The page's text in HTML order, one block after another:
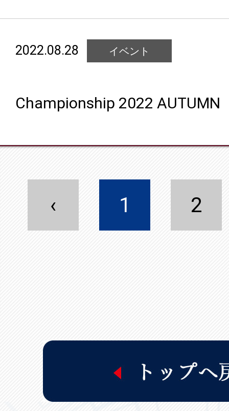
2022.08.28 イベント
Championship 2022 AUTUMN
‹ 1 2